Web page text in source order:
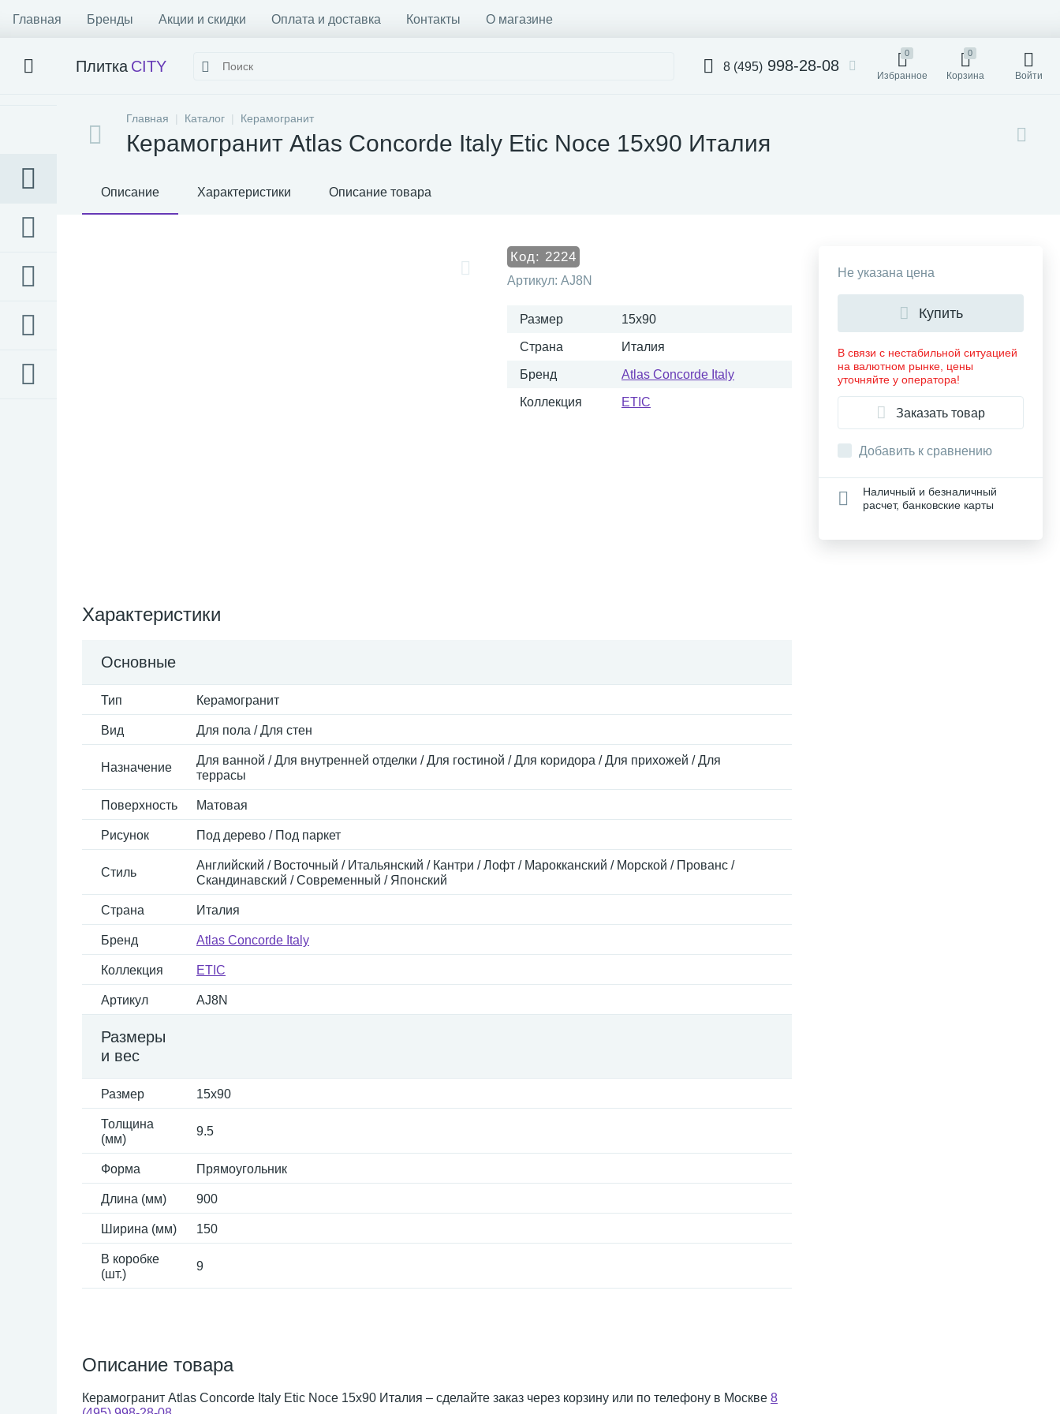
Главная Бренды Акции и скидки Оплата и доставка Контакты О магазине
Плитка CITY 8 (495) 998-28-08
0
Избранное
0
Корзина Войти
Главная Каталог Керамогранит
Керамогранит Atlas Concorde Italy Etic Noce 15x90 Италия
Описание Характеристики Описание товара
Код: 2224
Артикул: AJ8N
Размер 15x90
Страна Италия
Бренд Atlas Concorde Italy
Коллекция ETIC
Характеристики
Основные
Тип Керамогранит
Вид Для пола / Для стен
Назначение
Для ванной / Для внутренней отделки / Для гостиной / Для коридора / Для прихожей / Для
террасы
Поверхность Матовая
Рисунок Под дерево / Под паркет
Стиль
Английский / Восточный / Итальянский / Кантри / Лофт / Марокканский / Морской / Прованс /
Скандинавский / Современный / Японский
Страна Италия
Бренд Atlas Concorde Italy
Коллекция ETIC
Артикул AJ8N
Размеры
и вес
Размер 15x90
Толщина
(мм)
9.5
Форма Прямоугольник
Длина (мм) 900
Ширина (мм) 150
В коробке
(шт.)
9
Описание товара
Керамогранит Atlas Concorde Italy Etic Noce 15x90 Италия – сделайте заказ через корзину или по телефону в Москве 8
Не указана цена
Купить
В связи с нестабильной ситуацией
на валютном рынке, цены
уточняйте у оператора!
Заказать товар
Добавить к сравнению
Наличный и безналичный
расчет, банковские карты